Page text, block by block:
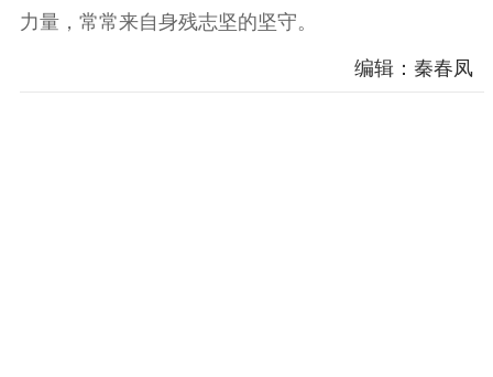
力量，常常来自身残志坚的坚守。
编辑：秦春凤